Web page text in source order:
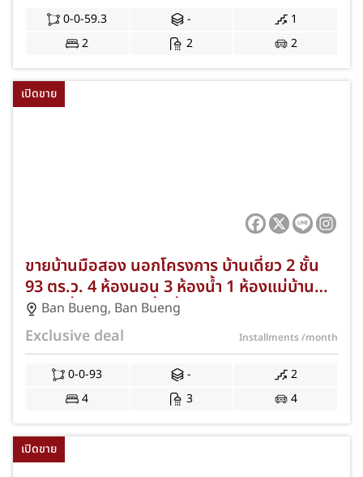
0-0-59.3 -
1
2
2 2
เปิดขาย
ขายบ้านมือสอง นอกโครงการ บ้านเดี่ยว 2 ชั้น
93 ตร.ว. 4 ห้องนอน 3 ห้องน้ำ 1 ห้องแม่บ้าน
พร้อมที่จอดรถและพื้นที่ว่าง บ้านบึง ชลบุรี ฟรีค่า
โอนกรรมสิทธิ์ NKA-71/0020
Ban Bueng, Ban Bueng
Exclusive deal Installments/month
0-0-93 -
2
4
3 4
เปิดขาย